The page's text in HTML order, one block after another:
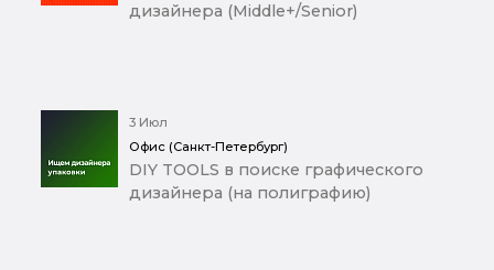
дизайнера (Middle+/Senior)
3 Июл
Офис (Санкт-Петербург)
DIY TOOLS в поиске графического
дизайнера (на полиграфию)